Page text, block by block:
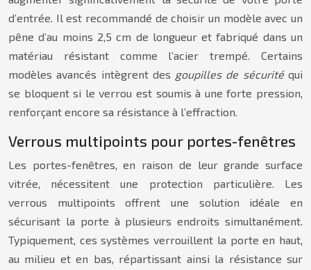
d’entrée. Il est recommandé de choisir un modèle avec un
pêne d’au moins 2,5 cm de longueur et fabriqué dans un
matériau résistant comme l’acier trempé. Certains
modèles avancés intègrent des goupilles de sécuritéqui
se bloquent si le verrou est soumis à une forte pression,
renforçant encore sa résistance à l’effraction.
Verrous multipoints pour portes-fenêtres
Les portes-fenêtres, en raison de leur grande surface
vitrée, nécessitent une protection particulière. Les
verrous multipoints offrent une solution idéale en
sécurisant la porte à plusieurs endroits simultanément.
Typiquement, ces systèmes verrouillent la porte en haut,
au milieu et en bas, répartissant ainsi la résistance sur